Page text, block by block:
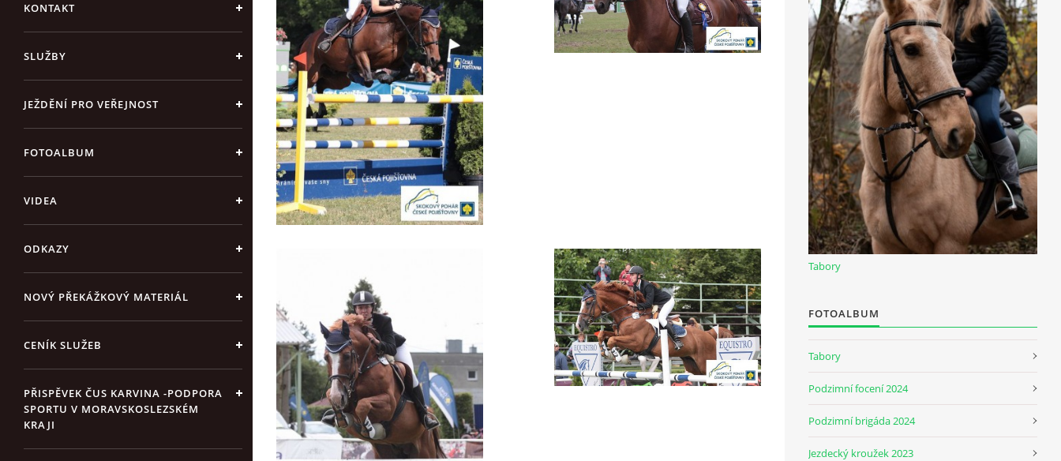
KONTAKT
SLUŽBY
JEŽDĚNÍ PRO VEŘEJNOST
FOTOALBUM
VIDEA
ODKAZY
NOVÝ PŘEKÁŽKOVÝ MATERIÁL
CENÍK SLUŽEB
PŘISPĚVEK ČUS KARVINA -PODPORA
SPORTU V MORAVSKOSLEZSKÉM
KRAJI
Tabory
FOTOALBUM
Tabory
Podzimní focení 2024
Podzimní brigáda 2024
Jezdecký kroužek 2023